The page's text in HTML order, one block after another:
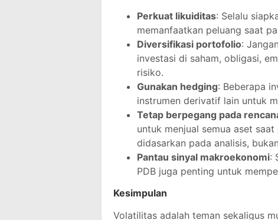
Perkuat likuiditas: Selalu
memanfaatkan peluang saat
Diversifikasi portofolio:
investasi di saham, obligasi,
risiko.
Gunakan hedging: Beberapa
instrumen derivatif lain untuk
Tetap berpegang pada
untuk menjual semua aset
didasarkan pada analisis,
Pantau sinyal makroekonomi:
PDB juga penting untuk
Kesimpulan
Volatilitas adalah teman sekaligus